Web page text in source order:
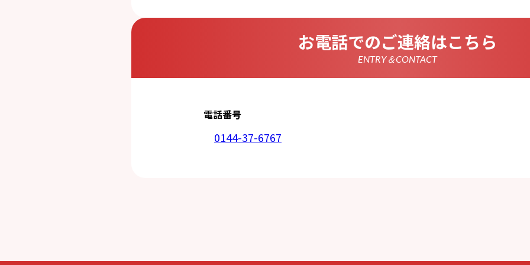
ん、漏えい、滅失及び毀損から保護するため、必要な安全管理措置を講じます
本ウェブサイトでは、一部のコンテンツにおいてCookieを利用しています。
コンテンツへのアクセスに関する情報であり、氏名・メールアドレス・住所・
ません。また、お使いのブラウザ設定からCookieを無効にすることが可能です。
本ウェブサイトでは、Google LLCが提供するアクセス解析ツール「Googleア
せん。この機能はCookieを無効にすることで収集を拒否することが出来ます。
8. プライバシーポリシーの変更
を除いて，応募者等に通知することなく変更することができるものとします。
9. お問い合わせ窓口
お電話でのご連絡はこちら
ENTRY＆CONTACT
電話番号
0144-37-6767